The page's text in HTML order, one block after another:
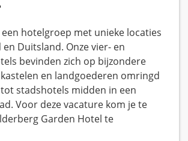
hotelgroep met unieke locaties
Duitsland. Onze vier- en
bevinden zich op bijzondere
en landgoederen omringd
stadshotels midden in een
Voor deze vacature kom je te
Garden Hotel te